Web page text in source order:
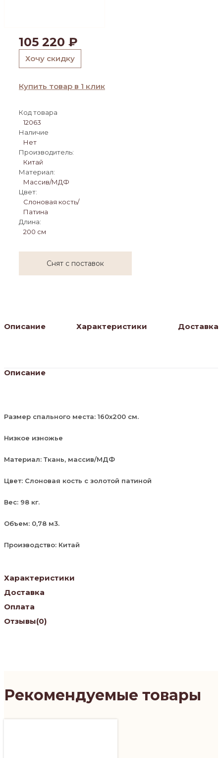
105 220 ₽
Хочу скидку
Купить товар в 1 клик
Код товара
12063
Наличие
Нет
Производитель:
Китай
Материал:
Массив/МДФ
Цвет:
Слоновая кость/
Патина
Длина:
200 см
Снят с поставок
Описание Характеристики Доставка
Описание
Размер спального места: 160х200 см.
Низкое изножье
Материал: Ткань, массив/МДФ
Цвет: Слоновая кость с золотой патиной
Вес: 98 кг.
Объем: 0,78 м3.
Производство: Китай
Характеристики
Доставка
Оплата
Отзывы(0)
Рекомендуемые товары